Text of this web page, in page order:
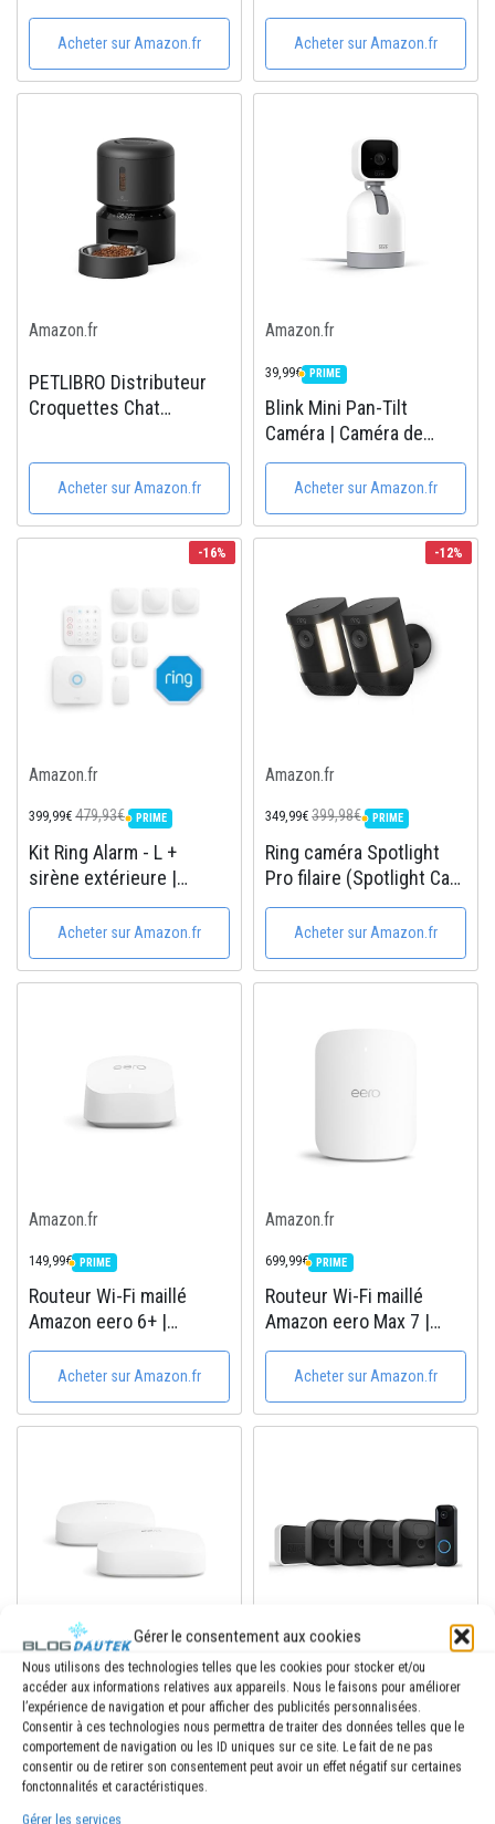
Gérer le consentement aux cookies
Nous utilisons des technologies telles que les cookies pour stocker et/ou
accéder aux informations relatives aux appareils. Nous le faisons pour améliorer
l’expérience de navigation et pour afficher des publicités personnalisées.
Consentir à ces technologies nous permettra de traiter des données telles que le
comportement de navigation ou les ID uniques sur ce site. Le fait de ne pas
consentir ou de retirer son consentement peut avoir un effet négatif sur certaines
fonctonnalités et caractéristiques.
Gérer les services
Boîtier de Disque Dur de
Type magnétique
Support 5 x 18 to
-12V6.5A Adaptateur,
Windows /...
Acheter sur Amazon.fr
de Recharge 6 Ports GaN
200 W, Chargeur de
Bureau Rapide USB-C PD,
pour iPhone 16/16
Acheter sur Amazon.fr
Amazon.fr
PETLIBRO Distributeur
Croquettes Chat
Animaux avec Bols en
Acier Inoxydable,
Gamelles pour Chats ou
Chiens (3L-Noir)
Acheter sur Amazon.fr
Amazon.fr
39,99€ PRIME
PRIME
Blink Mini Pan-Tilt
Caméra | Caméra de
surveillance connectée
d'intérieur rotative sur
secteur | Audio
bidirectionnel, vidéo HD,
Acheter sur Amazon.fr
-16%
Amazon.fr
399,99€ 479,93€ PRIME
PRIME
Kit Ring Alarm - L +
sirène extérieure |
Alarme de maisonsans fil
connectée, système de
sécurité avec
surveillance assistée en
Acheter sur Amazon.fr
-12%
Amazon.fr
349,99€ 399,98€ PRIME
PRIME
Ring caméra Spotlight
Pro filaire (Spotlight Cam
Pro Wired) | Caméra de
surveillance d'extérieur
Vidéo 2K avec Ring
Vision | Essai gratuit de
Acheter sur Amazon.fr
Amazon.fr
149,99€ PRIME
PRIME
Routeur Wi-Fi maillé
Amazon eero 6+ |
Ethernet 1,0 Gb/s |
Couvre jusqu'à 140 m² |
Possibilité de connecter
plus de 75 appareils | 1
Acheter sur Amazon.fr
Amazon.fr
699,99€ PRIME
PRIME
Routeur Wi-Fi maillé
Amazon eero Max 7 |
Ethernet 10 Gb/s |
Couvre jusqu'à 232 m² |
Possibilité de connecter
plus de 200 appareils |
Acheter sur Amazon.fr
Amazon.fr
583,97€ PRIME
PRIME
Routeur Wi-Fi maillé
Amazon eero Pro 6E |
Ethernet 2,5 Gb/s |
Couvre jusqu'à 380 m² |
Amazon.fr
Blink Outdoor, Caméra de
surveillance extérieure
HD sans fil, résistante